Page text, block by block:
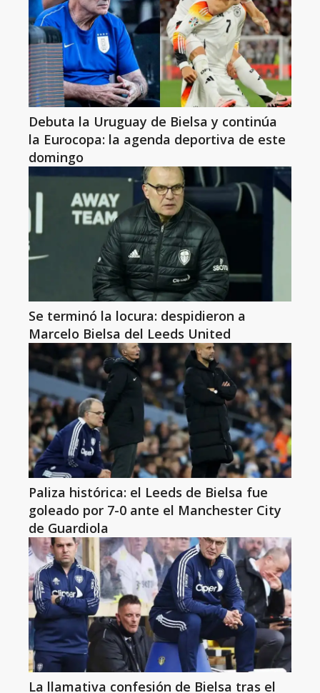
Debuta la Uruguay de Bielsa y continúa
la Eurocopa: la agenda deportiva de este
domingo
Se terminó la locura: despidieron a
Marcelo Bielsa del Leeds United
Paliza histórica: el Leeds de Bielsa fue
goleado por 7-0 ante el Manchester City
de Guardiola
La llamativa confesión de Bielsa tras el